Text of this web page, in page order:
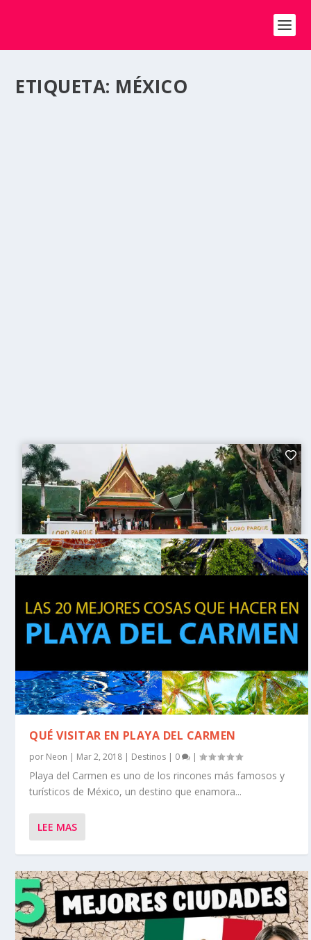
ETIQUETA: MÉXICO
QUÉ VISITAR EN PLAYA DEL CARMEN
por Neon | Mar 2, 2018 | Destinos | 0 |
Playa del Carmen es uno de los rincones más famosos y
turísticos de México, un destino que enamora...
LEE MAS